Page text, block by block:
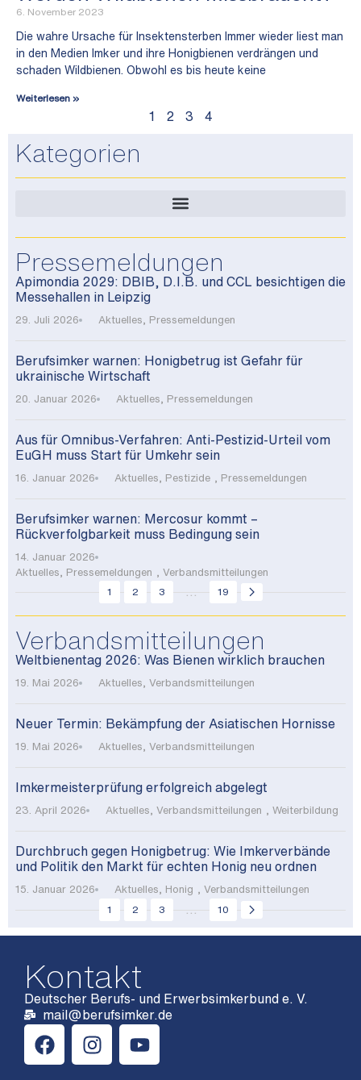
6. November 2023
Die wahre Ursache für Insektensterben Immer wieder liest man
in den Medien Imker und ihre Honigbienen verdrängen und
schaden Wildbienen. Obwohl es bis heute keine
Weiterlesen »
1 2 3 4
Kategorien
Pressemeldungen
Apimondia 2029: DBIB, D.I.B. und CCL besichtigen die
Messehallen in Leipzig
29. Juli 2026 Aktuelles Pressemeldungen
Berufsimker warnen: Honigbetrug ist Gefahr für
ukrainische Wirtschaft
20. Januar 2026 Aktuelles Pressemeldungen
Aus für Omnibus-Verfahren: Anti-Pestizid-Urteil vom
EuGH muss Start für Umkehr sein
16. Januar 2026 Aktuelles Pestizide Pressemeldungen
Berufsimker warnen: Mercosur kommt –
Rückverfolgbarkeit muss Bedingung sein
14. Januar 2026
Aktuelles
Pressemeldungen
Verbandsmitteilungen
1
2 3 ... 19
Verbandsmitteilungen
Weltbienentag 2026: Was Bienen wirklich brauchen
19. Mai 2026 Aktuelles Verbandsmitteilungen
Neuer Termin: Bekämpfung der Asiatischen Hornisse
19. Mai 2026 Aktuelles Verbandsmitteilungen
Imkermeisterprüfung erfolgreich abgelegt
23. April 2026 Aktuelles Verbandsmitteilungen Weiterbildung
Durchbruch gegen Honigbetrug: Wie Imkerverbände
und Politik den Markt für echten Honig neu ordnen
15. Januar 2026 Aktuelles Honig
Verbandsmitteilungen
1
2 3 ... 10
Kontakt
Deutscher Berufs- und Erwerbsimkerbund e. V.
mail@berufsimker.de